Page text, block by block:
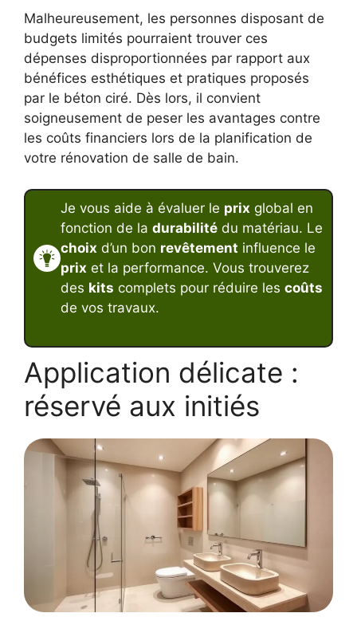
Malheureusement, les personnes disposant de
budgets limités pourraient trouver ces
dépenses disproportionnées par rapport aux
bénéfices esthétiques et pratiques proposés
par le béton ciré. Dès lors, il convient
soigneusement de peser les avantages contre
les coûts financiers lors de la planification de
votre rénovation de salle de bain.
Je vous aide à évaluer le prix global en
fonction de la durabilité du matériau. Le
choix d’un bon revêtement influence le
prix et la performance. Vous trouverez
des kits complets pour réduire les coûts
de vos travaux.
Application délicate :
réservé aux initiés